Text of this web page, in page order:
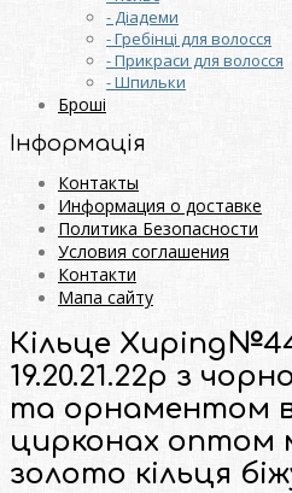
- Діадеми
- Гребінці для волосся
- Прикраси для волосся
- Шпильки
Броші
Інформація
Контакты
Информация о доставке
Политика Безопасности
Условия соглашения
Контакти
Мапа сайту
Кільце
19.20.21.22р з
та орнаментом в
цирконах оптом
золото кільця